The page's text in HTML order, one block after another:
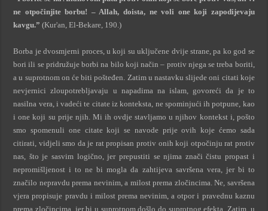
ne otpočinjite borbu! – Allah, doista, ne voli one koji zapodijevaju
kavgu.” (Kur'an, El-Bekare, 190.)
Borba je dvosmjerni proces, u koji su uključene dvije strane, pa ko god se
bori ili se pridružuje borbi na bilo koji način – protiv njega se treba boriti,
a u suprotnom on će biti pošteđen. Zatim u nastavku slijede oni citati koje
nevjernici zloupotrebljavaju u napadima na islam, govoreći da je to
nasilna vera, i vadeći te citate iz konteksta, ne spominjući ih potpune, kao
i one koji su prije njih. Mi ih ovdje stavljamo u njihov kontekst i, pošto
smo spomenuli one citate koji se navode prije ovih koje ćemo sada
citirati, vidjeli smo da je rat propisan protiv onih koji otpočinju rat protiv
nas, što je sasvim logično, jer prepustiti se njima znači čistu propast i
nepromišljenost i to ne bi mogla da zahtijeva savršena vera, jer bi to
značilo nepravdu prema nevinim, a milost prema zločincima. Ne, savršena
vjera propisuje pravdu i milost prema nevinim, a otpor i pravednu kaznu
prema zločincima, jer bi u suprotnom došlo do suprotnog efekta. Zatim, u